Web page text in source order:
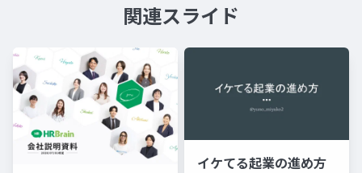
関連スライド
イケてる起業の進め方